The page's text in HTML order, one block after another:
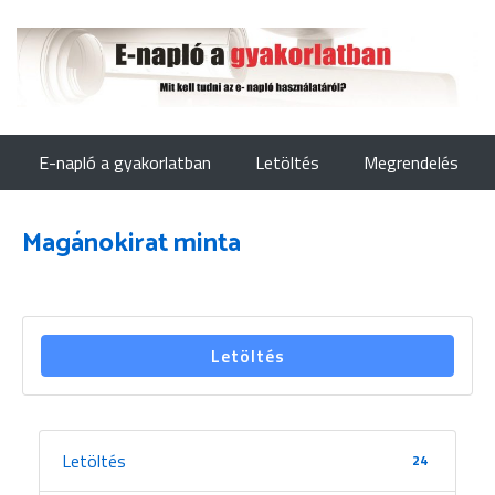
E-napló a gyakorlatban Letöltés Megrendelés
Magánokirat minta
Letöltés
Letöltés 24